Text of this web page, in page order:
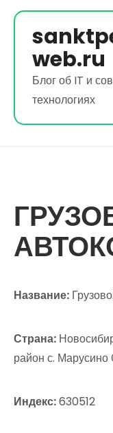
Перейти
содержимому
web.ru
Блог об IT и
технологиях
Название:
Страна:
район с. Марусино
Индекс:630512